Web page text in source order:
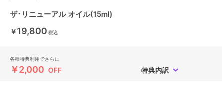
ザ･リニューアル オイル(15ml)
￥19,800 税込
各種特典利用でさらに
￥2,000 OFF 特典内訳